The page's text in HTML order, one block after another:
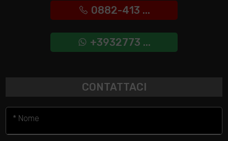
0882-413 ...
+3932773 ...
CONTATTACI
* Nome